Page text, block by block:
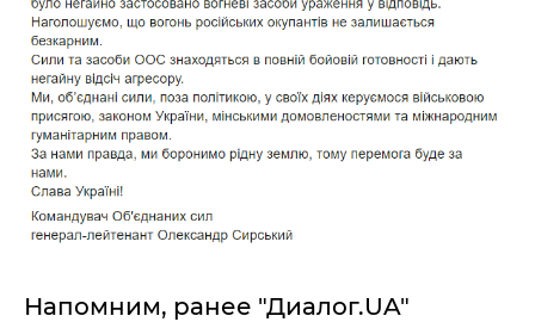
Напомним, ранее "Диалог.UA"